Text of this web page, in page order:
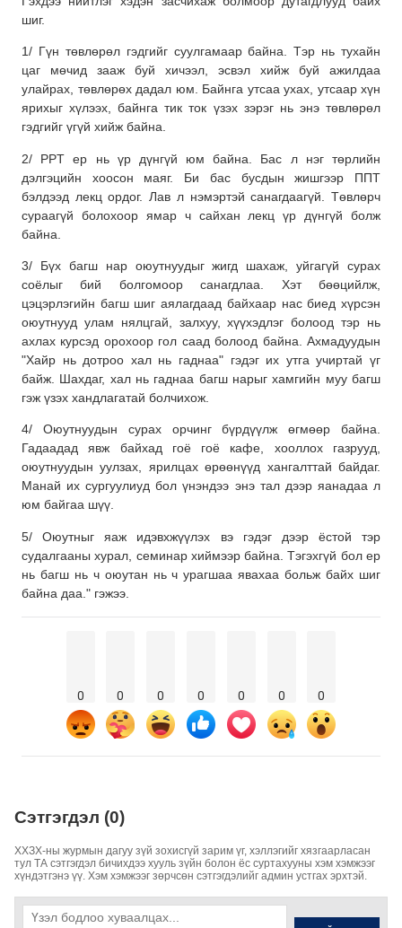
шиг.
1/ Гүн төвлөрөл гэдгийг суулгамаар байна. Тэр нь тухайн
цаг мөчид зааж буй хичээл, эсвэл хийж буй ажилдаа
улайрах, төвлөрөх дадал юм. Байнга утсаа ухах, утсаар хүн
ярихыг хүлээх, байнга тик ток үзэх зэрэг нь энэ төвлөрөл
гэдгийг үгүй хийж байна.
2/ PPT ер нь үр дүнгүй юм байна. Бас л нэг төрлийн
дэлгэцийн хоосон маяг. Би бас бусдын жишгээр ППТ
бэлдээд лекц ордог. Лав л нэмэртэй санагдаагүй. Төвлөрч
сураагүй болохоор ямар ч сайхан лекц үр дүнгүй болж
байна.
3/ Бүх багш нар оюутнуудыг жигд шахаж, уйгагүй сурах
соёлыг бий болгомоор санагдлаа. Хэт бөөцийлж,
цэцэрлэгийн багш шиг аялагдаад байхаар нас биед хүрсэн
оюутнууд улам нялцгай, залхуу, хүүхэдлэг болоод тэр нь
ахлах курсэд орохоор гол саад болоод байна. Ахмадуудын
"Хайр нь дотроо хал нь гаднаа" гэдэг их утга учиртай үг
байж. Шахдаг, хал нь гаднаа багш нарыг хамгийн муу багш
гэж үзэх хандлагатай болчихож.
4/ Оюутнуудын сурах орчинг бүрдүүлж өгмөөр байна.
Гадаадад явж байхад гоё гоё кафе, хооллох газрууд,
оюутнуудын уулзах, ярилцах өрөөнүүд хангалттай байдаг.
Манай их сургуулиуд бол үнэндээ энэ тал дээр яанадаа л
юм байгаа шүү.
5/ Оюутныг яаж идэвхжүүлэх вэ гэдэг дээр ёстой тэр
судалгааны хурал, семинар хиймээр байна. Тэгэхгүй бол ер
нь багш нь ч оюутан нь ч урагшаа явахаа больж байх шиг
байна даа." гэжээ.
0 0 0 0 0 0 0
Сэтгэгдэл (0)
ХХЗХ-ны журмын дагуу зүй зохисгүй зарим үг, хэллэгийг хязгаарласан
тул ТА сэтгэгдэл бичихдээ хууль зүйн болон ёс суртахууны хэм хэмжээг
хүндэтгэнэ үү. Хэм хэмжээг зөрчсөн сэтгэгдэлийг админ устгах эрхтэй.